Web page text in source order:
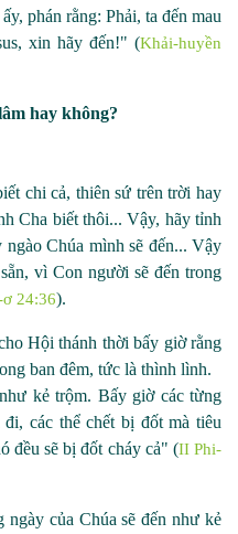
phán rằng: Phải, ta đến mau
xin hãy đến!" (Khải-huyền
hay không?
chi cả, thiên sứ trên trời hay
Cha biết thôi... Vậy, hãy tỉnh
Chúa mình sẽ đến... Vậy
vì Con người sẽ đến trong
24:36).
Hội thánh thời bấy giờ rằng
ban đêm, tức là thình lình.
kẻ trộm. Bấy giờ các từng
đi, các thể chết bị đốt mà tiêu
đều sẽ bị đốt cháy cả" (II Phi-
của Chúa sẽ đến như kẻ